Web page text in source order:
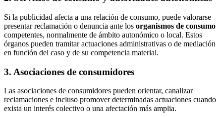
Si la publicidad afecta a una relación de consumo, puede valorarse
presentar reclamación o denuncia ante los organismos de consumo
competentes, normalmente de ámbito autonómico o local. Estos
órganos pueden tramitar actuaciones administrativas o de mediación
en función del caso y de su competencia material.
3. Asociaciones de consumidores
Las asociaciones de consumidores pueden orientar, canalizar
reclamaciones e incluso promover determinadas actuaciones cuando
exista un interés colectivo o una afectación más amplia.